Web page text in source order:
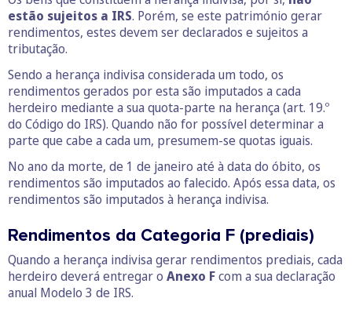
estão sujeitos a IRS. Porém, se este património gerar
rendimentos, estes devem ser declarados e sujeitos a
tributação.
Sendo a herança indivisa considerada um todo, os
rendimentos gerados por esta são imputados a cada
herdeiro mediante a sua quota-parte na herança (art. 19.º
do Código do IRS). Quando não for possível determinar a
parte que cabe a cada um, presumem-se quotas iguais.
No ano da morte, de 1 de janeiro até à data do óbito, os
rendimentos são imputados ao falecido. Após essa data, os
rendimentos são imputados à herança indivisa.
Rendimentos da Categoria F (prediais)
Quando a herança indivisa gerar rendimentos prediais, cada
herdeiro deverá entregar o Anexo Fcom a sua declaração
anual Modelo 3 de IRS.